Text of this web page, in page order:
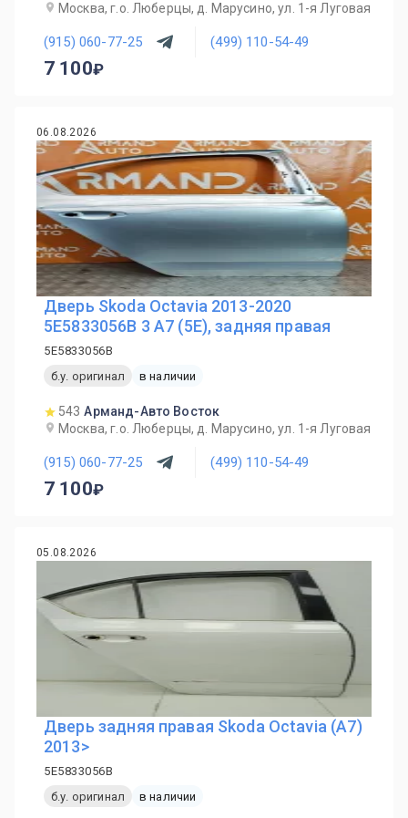
Москва, г.о. Люберцы, д. Марусино, ул. 1-я Луговая
(915) 060-77-25 (499) 110-54-49
7 100
06.08.2026
Дверь Skoda Octavia 2013-2020
5E5833056B 3 A7 (5E), задняя правая
5E5833056B
б.у. оригинал
в наличии
543 Арманд-Авто Восток
Москва, г.о. Люберцы, д. Марусино, ул. 1-я Луговая
(915) 060-77-25 (499) 110-54-49
7 100
05.08.2026
Дверь задняя правая Skoda Octavia (A7)
2013>
5E5833056B
б.у. оригинал
в наличии